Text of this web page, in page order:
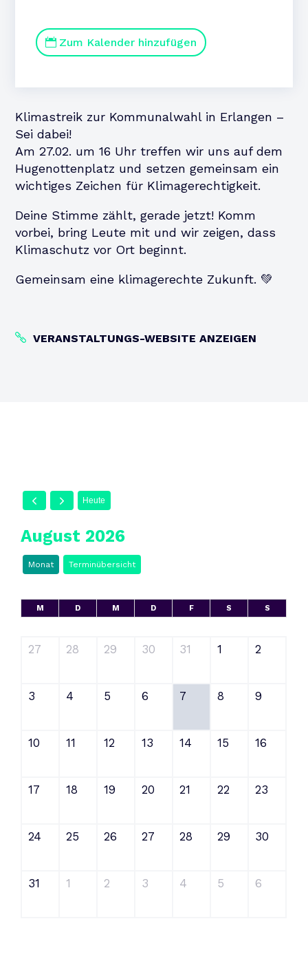
Zum Kalender hinzufügen
Klimastreik zur Kommunalwahl in Erlangen –
Sei dabei!
Am 27.02. um 16 Uhr treffen wir uns auf dem
Hugenottenplatz und setzen gemeinsam ein
wichtiges Zeichen für Klimagerechtigkeit.
Deine Stimme zählt, gerade jetzt! Komm
vorbei, bring Leute mit und wir zeigen, dass
Klimaschutz vor Ort beginnt.
Gemeinsam eine klimagerechte Zukunft. 💚
VERANSTALTUNGS-WEBSITE ANZEIGEN
Heute
August 2026
Monat Terminübersicht
M D M D F S S
27 28 29 30 31 1 2
3 4 5 6 7 8 9
10 11 12 13 14 15 16
17 18 19 20 21 22 23
24 25 26 27 28 29 30
31 1 2 3 4 5 6